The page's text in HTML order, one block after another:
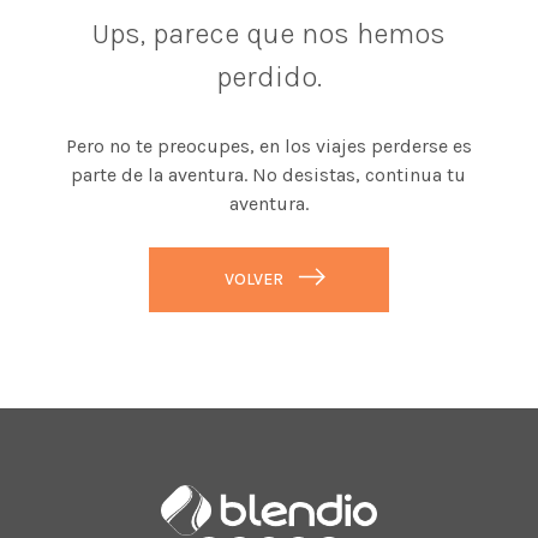
Ups, parece que nos hemos
perdido.
Pero no te preocupes, en los viajes perderse es
parte de la aventura. No desistas, continua tu
aventura.
VOLVER